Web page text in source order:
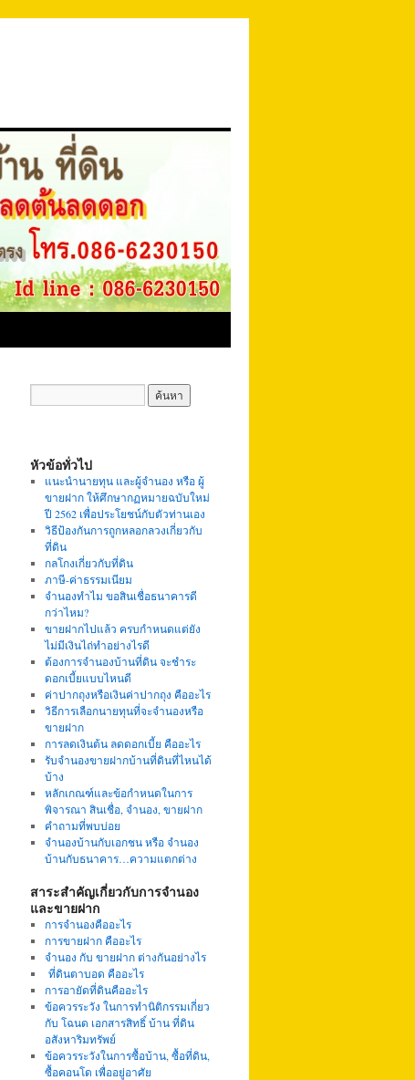
หัวข้อทั่วไป
แนะนำนายทุน และผู้จำนอง หรือ ผู้
ขายฝาก ให้ศึกษากฏหมายฉบับใหม่
ปี 2562 เพื่อประโยชน์กับตัวท่านเอง
วิธีป้องกันการถูกหลอกลวงเกี่ยวกับ
ที่ดิน
กลโกงเกี่ยวกับที่ดิน
ภาษี-ค่าธรรมเนียม
จำนองทำไม ขอสินเชื่อธนาคารดี
กว่าไหม?
ขายฝากไปแล้ว ครบกำหนดแต่ยัง
ไม่มีเงินไถ่ทำอย่างไรดี
ต้องการจำนองบ้านที่ดิน จะชำระ
ดอกเบี้ยแบบไหนดี
ค่าปากถุงหรือเงินค่าปากถุง คืออะไร
วิธีการเลือกนายทุนที่จะจำนองหรือ
ขายฝาก
การลดเงินต้น ลดดอกเบี้ย คืออะไร
รับจำนองขายฝากบ้านที่ดินที่ไหนได้
บ้าง
หลักเกณฑ์และข้อกำหนดในการ
พิจารณา สินเชื่อ, จำนอง, ขายฝาก
คำถามที่พบบ่อย
จำนองบ้านกับเอกชน หรือ จำนอง
บ้านกับธนาคาร…ความแตกต่าง
สาระสำคัญเกี่ยวกับการจำนอง
และขายฝาก
การจำนองคืออะไร
การขายฝาก คืออะไร
จำนอง กับ ขายฝาก ต่างกันอย่างไร
ที่ดินตาบอด คืออะไร
การอายัดที่ดินคืออะไร
ข้อควรระวัง ในการทำนิติกรรมเกี่ยว
กับ โฉนด เอกสารสิทธิ์ บ้าน ที่ดิน
อสังหาริมทรัพย์
ข้อควรระวังในการซื้อบ้าน, ซื้อที่ดิน,
ซื้อคอนโด เพื่ออยู่อาศัย